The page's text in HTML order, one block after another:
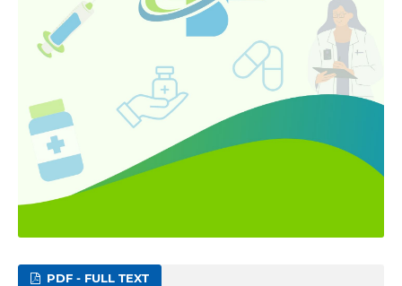
PDF - FULL TEXT